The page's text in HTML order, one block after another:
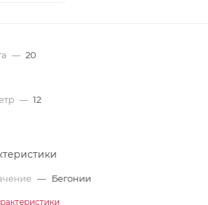
— 20
— 12
— Бегонии